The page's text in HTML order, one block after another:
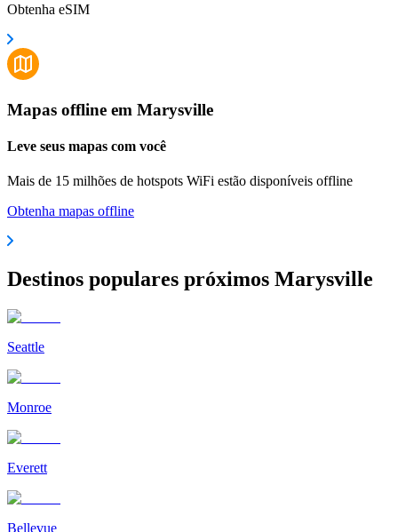
Obtenha eSIM
Mapas offline em Marysville
Leve seus mapas com você
Mais de 15 milhões de hotspots WiFi estão disponíveis offline
Obtenha mapas offline
Destinos populares próximos Marysville
Seattle
Monroe
Everett
Bellevue